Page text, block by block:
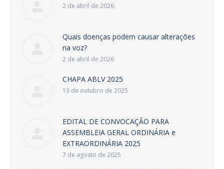
2 de abril de 2026
Quais doenças podem causar alterações
na voz?
2 de abril de 2026
CHAPA ABLV 2025
13 de outubro de 2025
EDITAL DE CONVOCAÇÃO PARA
ASSEMBLEIA GERAL ORDINÁRIA e
EXTRAORDINÁRIA 2025
7 de agosto de 2025